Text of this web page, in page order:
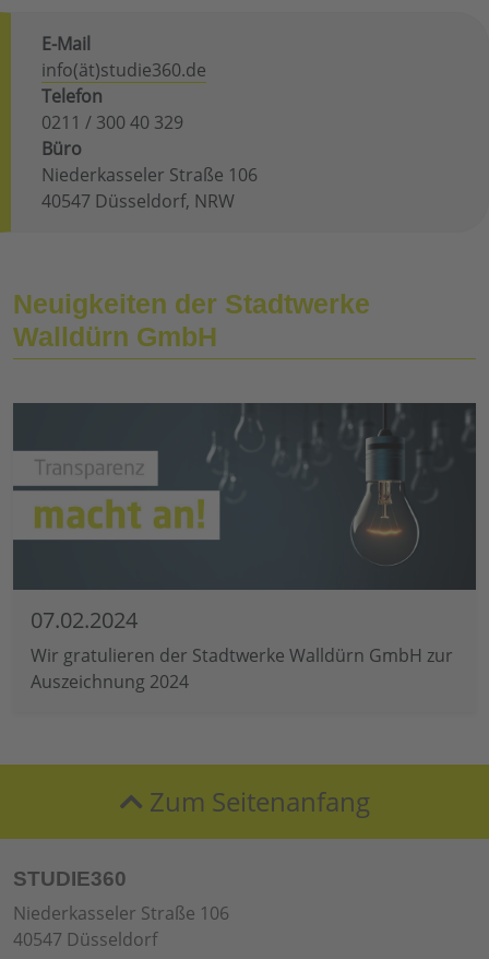
E-Mail
info(ät)studie360.de
Telefon
0211 / 300 40 329
Büro
Niederkasseler Straße 106
40547 Düsseldorf, NRW
Neuigkeiten der Stadtwerke
Walldürn GmbH
07.02.2024
Wir gratulieren der Stadtwerke Walldürn GmbH zur
Auszeichnung 2024
Zum Seitenanfang
STUDIE360
Niederkasseler Straße 106
40547 Düsseldorf